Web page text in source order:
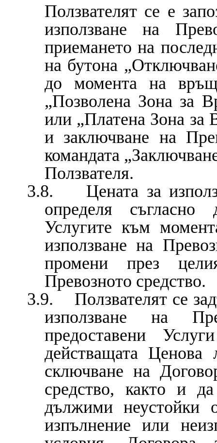
Ползвателят се е
използване на
приемането на
на бутона
до момента на
„Позволена Зона за
или „Платена Зона за
и заключване на
командата
Ползвателя.
3.8. Цената за
определя
Услугите към
използване на
промени през
Превозното средство.
3.9. Ползвателят се
използване на
предоставени
действащата
сключване на
средство, както и
дължими
изпълнение или